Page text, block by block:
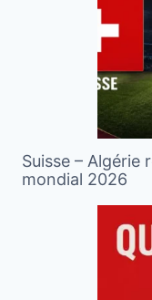
Suisse – Algérie
mondial 2026